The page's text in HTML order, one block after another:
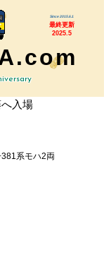
Since 2015.6.1
最終更新
2025.5
入場
系モハ2両